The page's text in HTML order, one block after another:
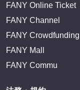
FANY Online Ticket
FANY Channel
FANY Crowdfunding
FANY Mall
FANY Commu